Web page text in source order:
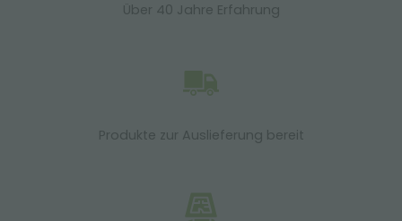
Über 40 Jahre Erfahrung
Produkte zur Auslieferung bereit